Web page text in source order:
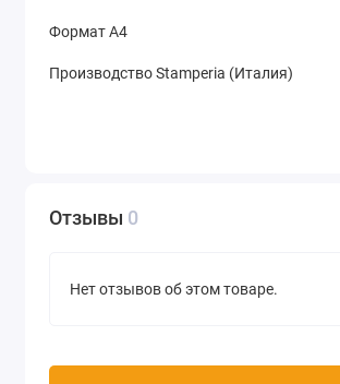
Формат А4
Производство Stamperia (Италия)
Отзывы 0
Нет отзывов об этом товаре.